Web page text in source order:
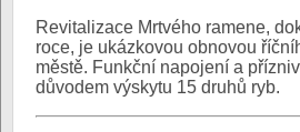
Revitalizace Mrtvého ramene,
roce, je ukázkovou obnovou
městě. Funkční napojení a
důvodem výskytu 15 druhů ryb.